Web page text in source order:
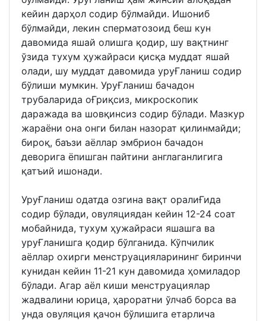
кейин дарҳол содир бўлмайди. Ишониб
бўлмайди, лекин сперматозоид беш кун
давомида яшай олишга қодир, шу вақтнинг
ўзида тухум ҳужайраси қисқа муддат яшай
олади, шу муддат давомида уруҒланиш содир
бўлиши мумкин. УруҒланиш бачадон
трубаларида оҒриқсиз, микроскопик
даражада ва шовқинсиз содир бўлади. Мазкур
жараёни она онги билан назорат қилинмайди;
бироқ, баъзи аёллар эмбрион бачадон
деворига ёпишган пайтини англаганлигига
қатъий ишонади.
УруҒланиш одатда озгина вақт оралиҒида
содир бўлади, овуляциядан кейин 12-24 соат
мобайнида, тухум ҳужайраси яшашга ва
уруҒланишга қодир бўлганида. Кўпчилик
аёллар охирги менструацияларининг биринчи
кунидан кейин 11-21 кун давомида ҳомиладор
бўлади. Aгар аёл киши менструациялар
жадвалини юрица, ҳароратни ўлчаб борса ва
унда овуляция қачон бўлишига етарлича